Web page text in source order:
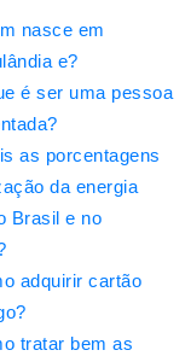
nasce em
e?
é ser uma pessoa
as porcentagens
da energia
Brasil e no
adquirir cartão
tratar bem as